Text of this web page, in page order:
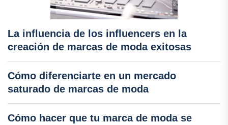
La influencia de los influencers en la
creación de marcas de moda exitosas
Cómo diferenciarte en un mercado
saturado de marcas de moda
Cómo hacer que tu marca de moda se